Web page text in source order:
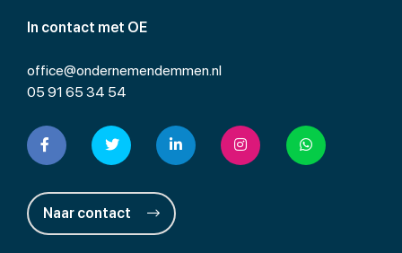
In contact met OE
office@ondernemendemmen.nl
05 91 65 34 54
Naar contact